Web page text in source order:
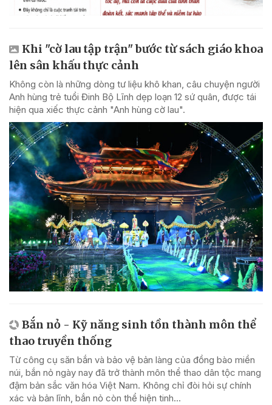
Khi "cờ lau tập trận" bước từ sách giáo khoa
lên sân khấu thực cảnh
Không còn là những dòng tư liệu khô khan, câu chuyện người
Anh hùng trẻ tuổi Đinh Bộ Lĩnh dẹp loạn 12 sứ quân, được tái
hiện qua xiếc thực cảnh "Anh hùng cờ lau".
Bắn nỏ - Kỹ năng sinh tồn thành môn thể
thao truyền thống
Từ công cụ săn bắn và bảo vệ bản làng của đồng bào miền
núi, bắn nỏ ngày nay đã trở thành môn thể thao dân tộc mang
đậm bản sắc văn hóa Việt Nam. Không chỉ đòi hỏi sự chính
xác và bản lĩnh, bắn nỏ còn thể hiện tinh...